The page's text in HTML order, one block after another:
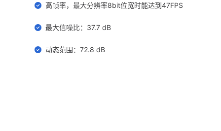
高帧率，最大分辨率8bit位宽时能达到47FPS
最大信噪比：37.7 dB
动态范围：72.8 dB